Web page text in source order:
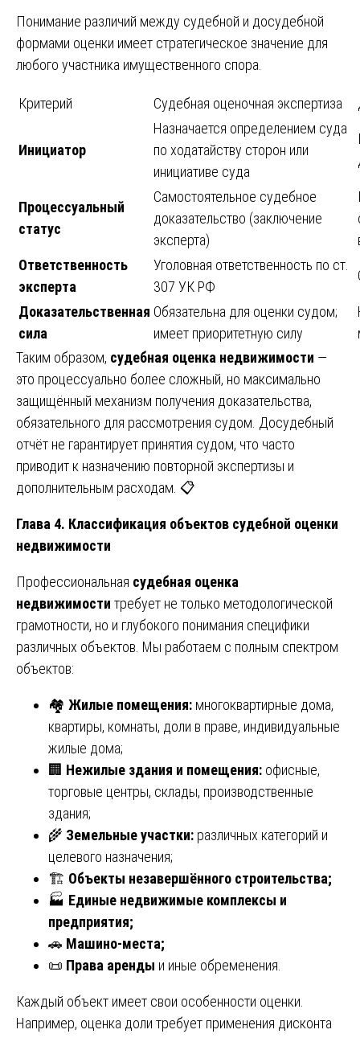
Понимание различий между судебной и досудебной
формами оценки имеет стратегическое значение для
любого участника имущественного спора.
Критерий Судебная оценочная экспертиза
Инициатор
Назначается определением суда
по ходатайству сторон или
инициативе суда
Процессуальный
статус
Самостоятельное судебное
доказательство (заключение
эксперта)
Ответственность
эксперта
Уголовная ответственность по ст.
307 УК РФ
Доказательственная
сила
Обязательна для оценки судом;
имеет приоритетную силу
Таким образом, судебная оценка недвижимости —
это процессуально более сложный, но максимально
защищённый механизм получения доказательства,
обязательного для рассмотрения судом. Досудебный
отчёт не гарантирует принятия судом, что часто
приводит к назначению повторной экспертизы и
дополнительным расходам. 📋
Глава 4. Классификация объектов судебной оценки
недвижимости
Профессиональная судебная оценка
недвижимости требует не только методологической
грамотности, но и глубокого понимания специфики
различных объектов. Мы работаем с полным спектром
объектов:
🏘️ Жилые помещения: многоквартирные дома,
квартиры, комнаты, доли в праве, индивидуальные
жилые дома;
🏢 Нежилые здания и помещения: офисные,
торговые центры, склады, производственные
здания;
🌾 Земельные участки: различных категорий и
целевого назначения;
🏗️ Объекты незавершённого строительства;
🏭 Единые недвижимые комплексы и
предприятия;
🚗 Машино-места;
📜 Права аренды и иные обременения.
Каждый объект имеет свои особенности оценки.
Например, оценка доли требует применения дисконта